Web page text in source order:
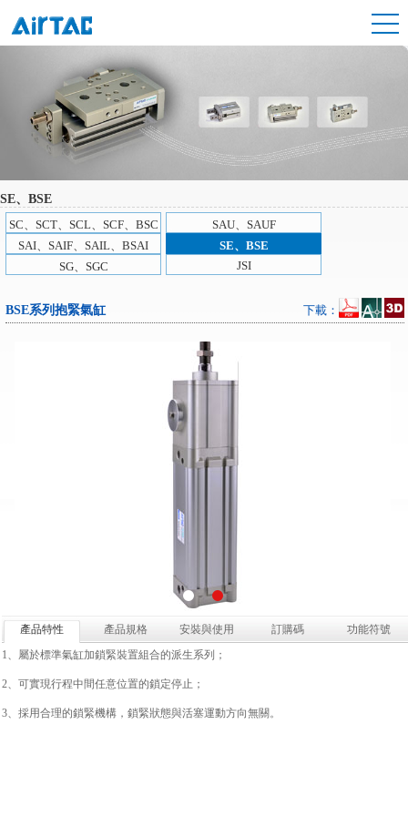
SE、BSE
SC、SCT、SCL、SCF、BSC
SAU、SAUF
SAI、SAIF、SAIL、BSAI
SE、BSE
SG、SGC
JSI
BSE系列抱緊氣缸 下載：
產品特性 產品規格 安裝與使用 訂購碼
功能符號
1、屬於標準氣缸加鎖緊裝置組合的派生系列；
2、可實現行程中間任意位置的鎖定停止；
3、採用合理的鎖緊機構，鎖緊狀態與活塞運動方向無關。